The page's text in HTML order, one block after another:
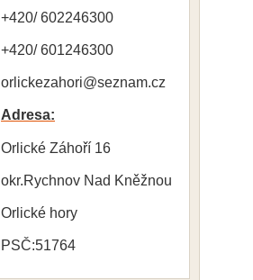
+420/ 602246300
+420/ 601246300
orlickezahori@seznam.cz
Adresa:
Orlické Záhoří 16
okr.Rychnov Nad Kněžnou
Orlické hory
PSČ:51764